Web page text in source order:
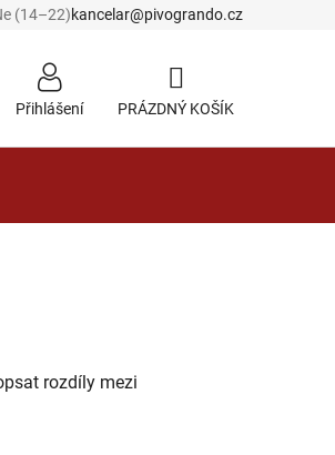
(14–22)kancelar@pivogrando.cz
Přihlášení NÁKUPNÍ
PRÁZDNÝ KOŠÍK
rozdíly mezi